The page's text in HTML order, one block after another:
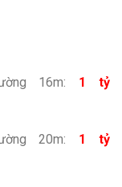
16m: 1 tỷ
20m: 1 tỷ